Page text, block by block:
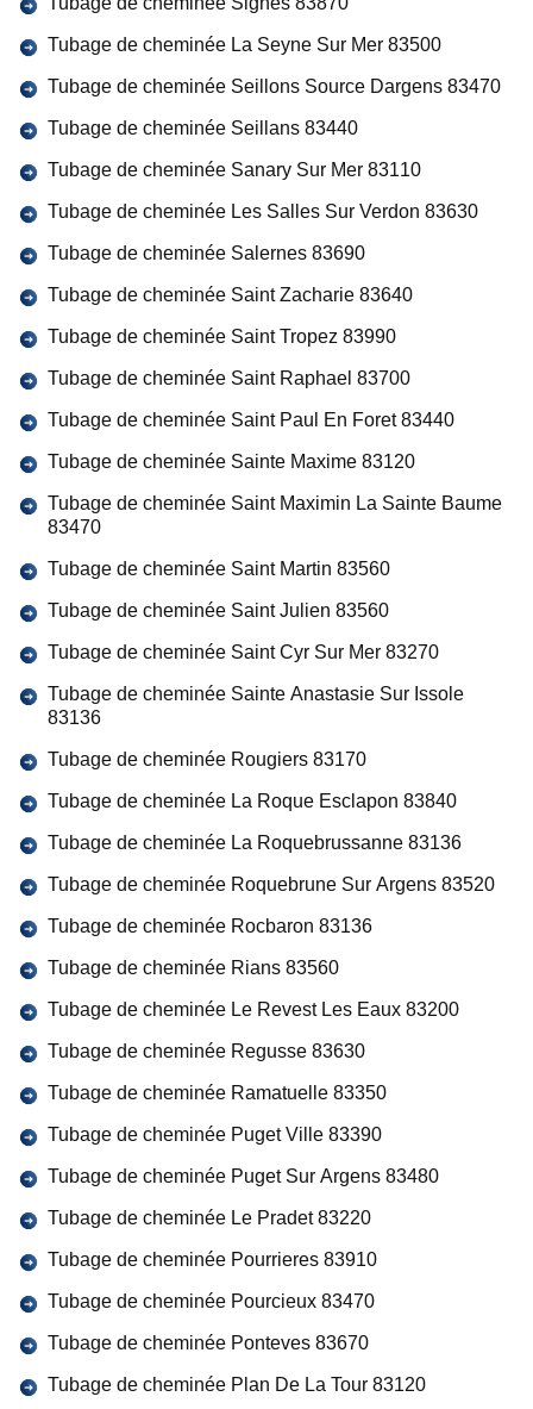
Tubage de cheminée La Seyne Sur Mer 83500
Tubage de cheminée Seillons Source Dargens 83470
Tubage de cheminée Seillans 83440
Tubage de cheminée Sanary Sur Mer 83110
Tubage de cheminée Les Salles Sur Verdon 83630
Tubage de cheminée Salernes 83690
Tubage de cheminée Saint Zacharie 83640
Tubage de cheminée Saint Tropez 83990
Tubage de cheminée Saint Raphael 83700
Tubage de cheminée Saint Paul En Foret 83440
Tubage de cheminée Sainte Maxime 83120
Tubage de cheminée Saint Maximin La Sainte Baume
83470
Tubage de cheminée Saint Martin 83560
Tubage de cheminée Saint Julien 83560
Tubage de cheminée Saint Cyr Sur Mer 83270
Tubage de cheminée Sainte Anastasie Sur Issole
83136
Tubage de cheminée Rougiers 83170
Tubage de cheminée La Roque Esclapon 83840
Tubage de cheminée La Roquebrussanne 83136
Tubage de cheminée Roquebrune Sur Argens 83520
Tubage de cheminée Rocbaron 83136
Tubage de cheminée Rians 83560
Tubage de cheminée Le Revest Les Eaux 83200
Tubage de cheminée Regusse 83630
Tubage de cheminée Ramatuelle 83350
Tubage de cheminée Puget Ville 83390
Tubage de cheminée Puget Sur Argens 83480
Tubage de cheminée Le Pradet 83220
Tubage de cheminée Pourrieres 83910
Tubage de cheminée Pourcieux 83470
Tubage de cheminée Ponteves 83670
Tubage de cheminée Plan De La Tour 83120